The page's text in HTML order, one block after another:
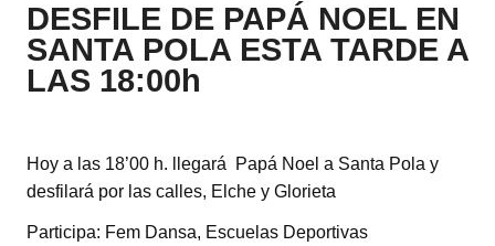
DESFILE DE PAPÁ NOEL EN
SANTA POLA ESTA TARDE A
LAS 18:00h
Hoy a las 18’00 h. llegará Papá Noel a Santa Pola y
desfilará por las calles, Elche y Glorieta
Participa: Fem Dansa, Escuelas Deportivas